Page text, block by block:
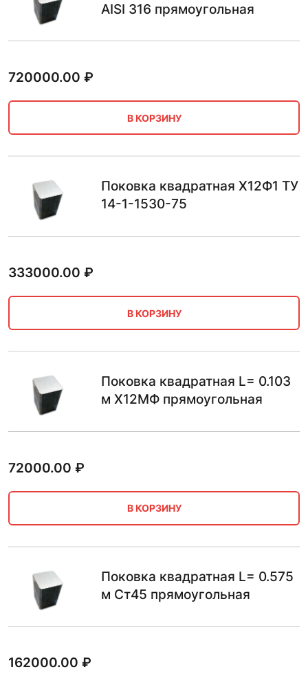
AISI 316 прямоугольная
720000.00 ₽
В КОРЗИНУ
Поковка квадратная Х12Ф1 ТУ
14-1-1530-75
333000.00 ₽
В КОРЗИНУ
Поковка квадратная L= 0.103
м Х12МФ прямоугольная
72000.00 ₽
В КОРЗИНУ
Поковка квадратная L= 0.575
м Ст45 прямоугольная
162000.00 ₽